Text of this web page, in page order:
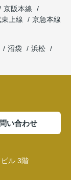
京阪本線
上線
京急本線
沼袋
浜松
い合わせ
ル 3階